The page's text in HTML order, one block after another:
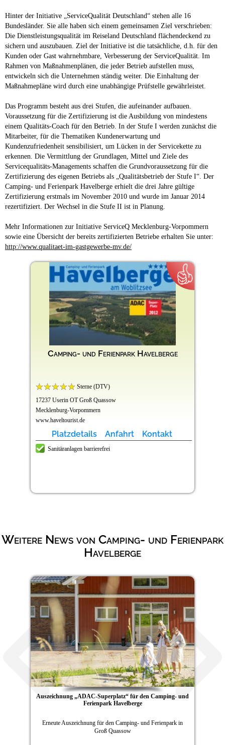
Hinter der Initiative „ServiceQualität Deutschland“ stehen alle 16
Bundesländer. Sie alle haben sich einem gemeinsamen Ziel verschrieben:
Die Dienstleistungsqualität im Reiseland Deutschland flächendeckend zu
sichern und auszubauen. Ziel der Initiative ist die tatsächliche, d.h. für den
Kunden oder Gast wahrnehmbare, Verbesserung der ServiceQualität. Im
Rahmen von Maßnahmenplänen, die jeder Betrieb aufstellen muss,
entwickeln sich die Unternehmen ständig weiter. Die Einhaltung der
Maßnahmepläne wird durch eine unabhängige Prüfstelle gewährleistet.
Das Programm besteht aus drei Stufen, die aufeinander aufbauen.
Voraussetzung für die Zertifizierung ist die Ausbildung von mindestens
einem Qualitäts-Coach für den Betrieb. In der Stufe I werden zunächst die
Mitarbeiter, für die Thematiken Kundenerwartung und
Kundenzufriedenheit sensibilisiert, um Lücken in der Servicekette zu
erkennen. Die Vermittlung der Grundlagen, Mittel und Ziele des
Servicequalitäts-Managements schaffen die Grundvoraussetzung für die
Zertifizierung des eigenen Betriebs als „Qualitätsbetrieb der Stufe I“. Der
Camping- und Ferienpark Havelberge erhielt die drei Jahre gültige
Zertifizierung erstmals im November 2010 und wurde im Januar 2014
rezertifiziert. Der Wechsel in die Stufe II ist in Planung.
Mehr Informationen zur Initiative ServiceQ Mecklenburg-Vorpommern
sowie eine Übersicht der bereits zertifizierten Betriebe erhalten Sie unter:
http://www.qualitaet-im-gastgewerbe-mv.de/
Camping- und Ferienpark Havelberge
Sterne (DTV)
17237 Userin OT Groß Quassow
Mecklenburg-Vorpommern
www.haveltourist.de
Platzdetails Anfahrt Kontakt
Sanitäranlagen barrierefrei
Weitere News von Camping- und Ferienpark
Havelberge
Auszeichnung „ADAC-Superplatz“ für den Camping- und
Ferienpark Havelberge
Erneute Auszeichnung für den Camping- und Ferienpark in
Groß Quassow